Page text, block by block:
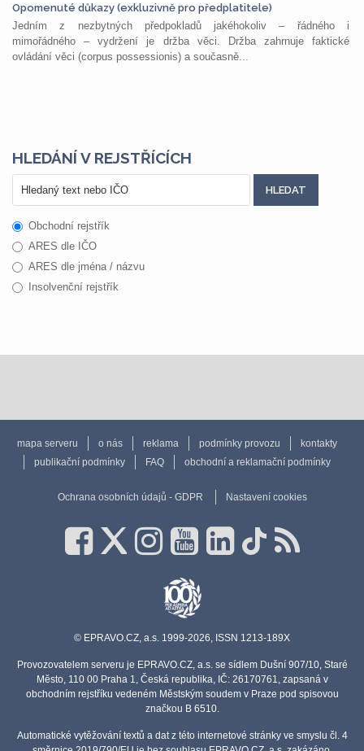
Opomenuté důkazy (exkluzivně pro předplatitele)
Jedním z nezbytných předpokladů jakéhokoliv – řádného i
mimořádného – vydržení je držba věci. Držba zahrnuje faktické
ovládání věci (corpus possessionis) a současně...
HLEDÁNÍ V REJSTŘÍCÍCH
Obchodní rejstřík
ARES dle IČO
ARES dle jména / názvu
Insolvenční rejstřík
mapa serveru o nás reklama podmínky provozu
kontakty
publikační podmínky
FAQ obchodní a reklamační podmínky
Ochrana osobních údajů - GDPR Nastavení cookies
© EPRAVO.CZ, a.s. 1999-2026, ISSN 1213-189X
Provozovatelem serveru je EPRAVO.CZ, a.s. se sídlem Dušní 907/10, Staré
Město, 110 00 Praha 1, Česká republika, IČ: 26170761, zapsaná v
obchodním rejstříku vedeném Městským soudem v Praze pod spisovou
značkou B 6510.
Automatické vytěžování textů a dat z této internetové stránky ve smyslu čl. 4